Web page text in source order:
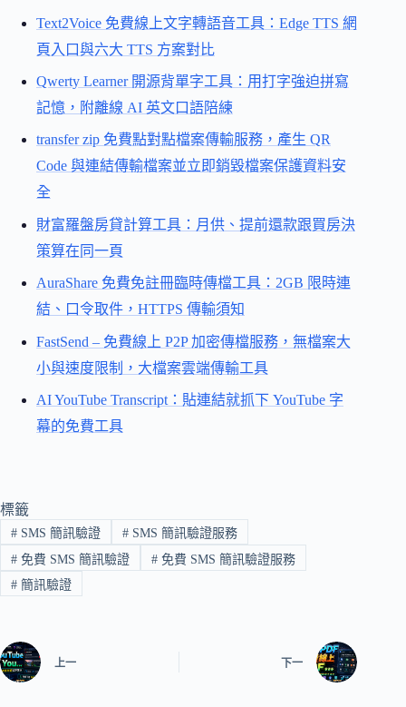
Text2Voice 免費線上文字轉語音工具：Edge TTS 網
頁入口與六大 TTS 方案對比
Qwerty Learner 開源背單字工具：用打字強迫拼寫
記憶，附離線 AI 英文口語陪練
transfer zip 免費點對點檔案傳輸服務，產生 QR
Code 與連結傳輸檔案並立即銷毀檔案保護資料安
全
財富羅盤房貸計算工具：月供、提前還款跟買房決
策算在同一頁
AuraShare 免費免註冊臨時傳檔工具：2GB 限時連
結、口令取件，HTTPS 傳輸須知
FastSend – 免費線上 P2P 加密傳檔服務，無檔案大
小與速度限制，大檔案雲端傳輸工具
AI YouTube Transcript：貼連結就抓下 YouTube 字
幕的免費工具
標籤
#SMS 簡訊驗證 #SMS 簡訊驗證服務
#免費 SMS 簡訊驗證 #免費 SMS 簡訊驗證服務
#簡訊驗證
上一 下一